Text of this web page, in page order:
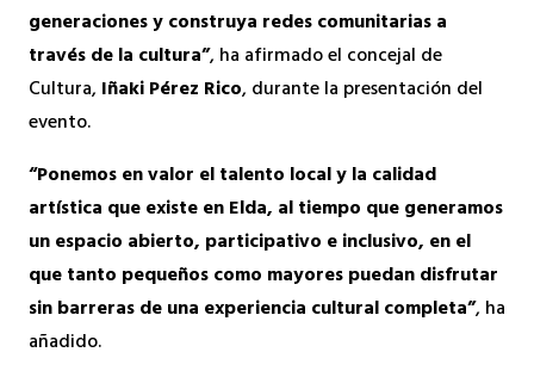
generaciones y construya redes comunitarias a
través de la cultura”, ha afirmado el concejal de
Cultura,Iñaki Pérez Rico, durante la presentación del
evento.
“Ponemos en valor el talento local y la calidad
artística que existe en Elda, al tiempo que generamos
un espacio abierto, participativo e inclusivo, en el
que tanto pequeños como mayores puedan disfrutar
sin barreras de una experiencia cultural completa”, ha
añadido.